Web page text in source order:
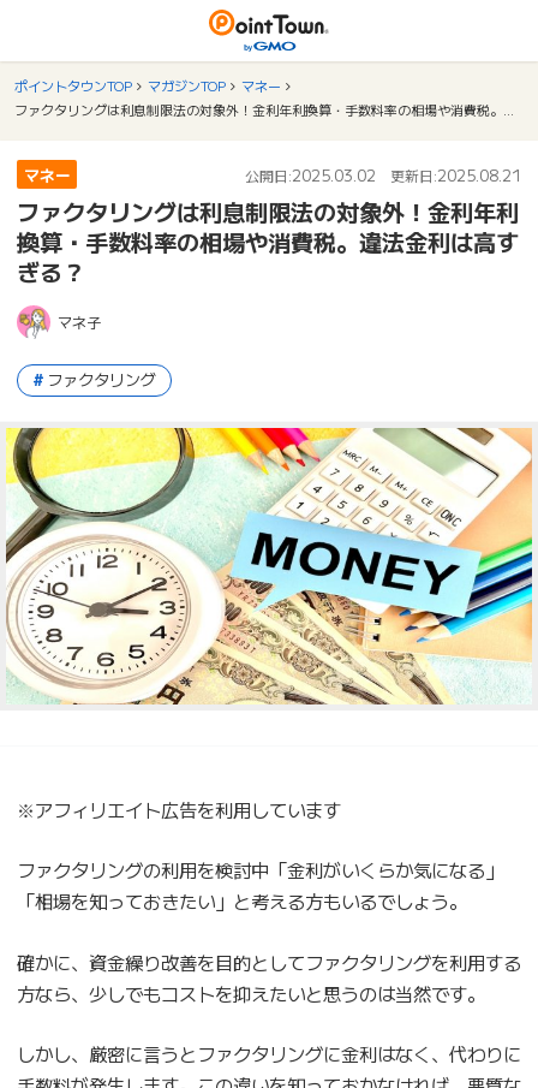
ポイントタウンTOP マガジンTOP
マネー
マネー 公開日:2025.03.02 更新日:2025.08.21
ファクタリングは利息制限法の対象外！金利年利
換算・手数料率の相場や消費税。違法金利は高す
ぎる？
マネ子
ファクタリング
※アフィリエイト広告を利用しています
ファクタリングの利用を検討中「金利がいくらか気になる」
「相場を知っておきたい」と考える方もいるでしょう。
確かに、資金繰り改善を目的としてファクタリングを利用する
方なら、少しでもコストを抑えたいと思うのは当然です。
しかし、厳密に言うとファクタリングに金利はなく、代わりに